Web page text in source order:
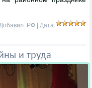
РФ | Дата:
и труда